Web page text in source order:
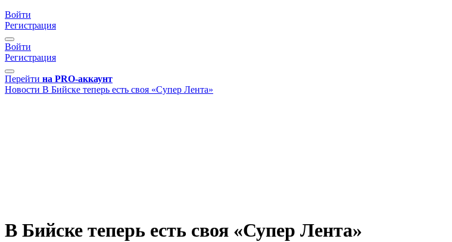
Войти
Регистрация
Войти
Регистрация
Перейти на PRO-аккаунт
Новости В Бийске теперь есть своя «Супер Лента»
В Бийске теперь есть своя «Супер Лента»